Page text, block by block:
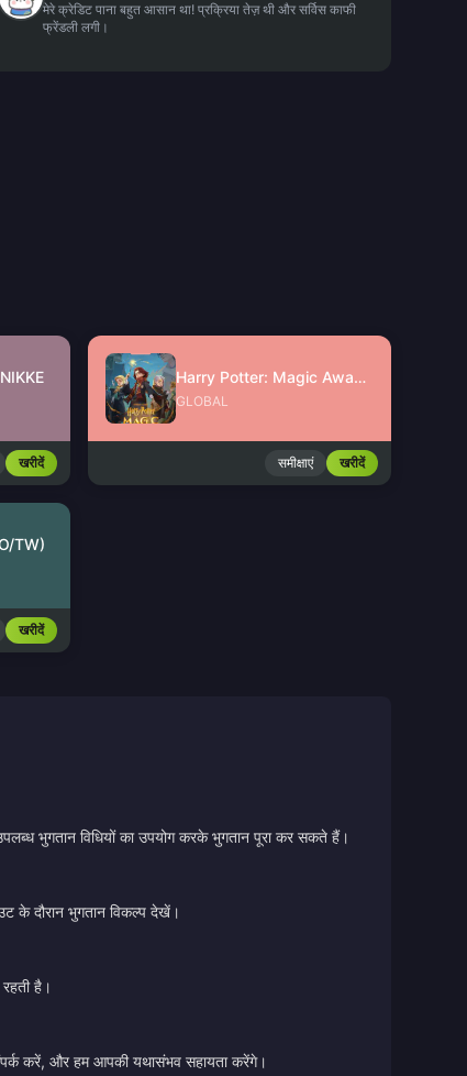
मेरे क्रेडिट पाना बहुत आसान था! प्रक्रिया तेज़ थी और सर्विस काफी
फ्रेंडली लगी।
खरीदें
Harry Potter: Magic Awakened Jewels
GLOBAL
समीक्षाएं खरीदें
TW)
खरीदें
भुगतान विधियों का उपयोग करके भुगतान पूरा कर सकते हैं।
के दौरान भुगतान विकल्प देखें।
है।
करें, और हम आपकी यथासंभव सहायता करेंगे।